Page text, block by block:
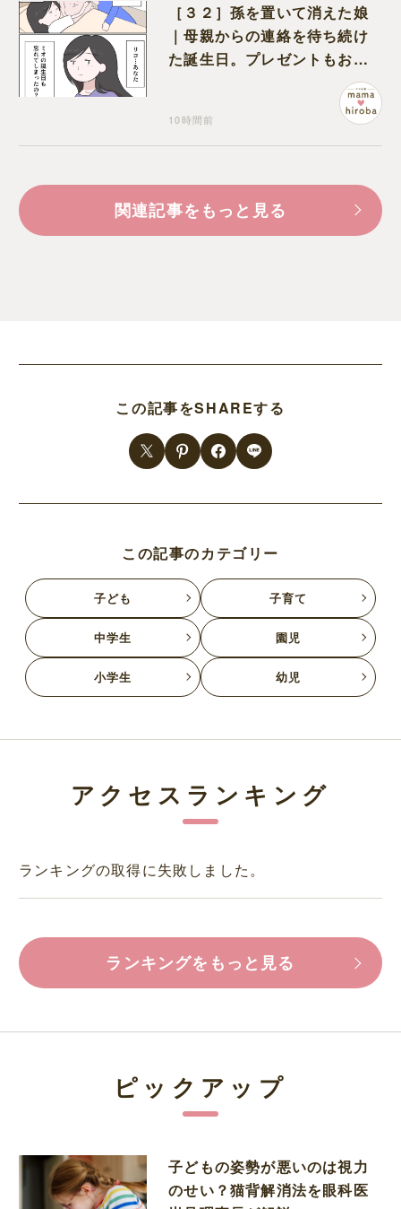
［３２］孫を置いて消えた娘
｜母親からの連絡を待ち続け
た誕生日。プレゼントもお祝
10時間前
関連記事をもっと見る
この記事をSHAREする
この記事のカテゴリー
子ども 子育て
中学生 園児
小学生 幼児
アクセスランキング
ランキングの取得に失敗しました。
ランキングをもっと見る
ピックアップ
子どもの姿勢が悪いのは視力
のせい？猫背解消法を眼科医